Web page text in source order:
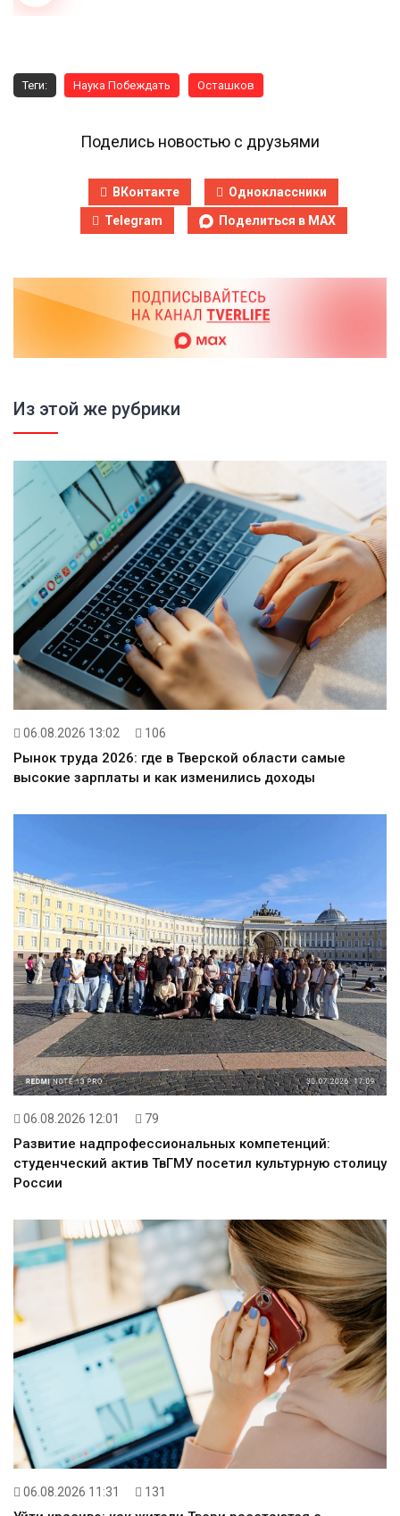
Теги: Наука Побеждать Осташков
Поделись новостью с друзьями
ВКонтакте
Одноклассники
Telegram
Поделиться в MAX
Из этой же рубрики
06.08.2026 13:02 106
Рынок труда 2026: где в Тверской области самые
высокие зарплаты и как изменились доходы
06.08.2026 12:01 79
Развитие надпрофессиональных компетенций:
студенческий актив ТвГМУ посетил культурную столицу
России
06.08.2026 11:31 131